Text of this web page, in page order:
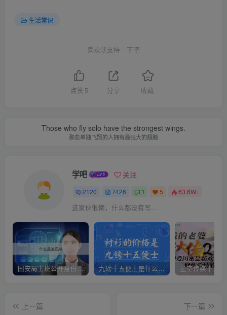
生活常识
喜欢就支持一下吧
点赞 5 分享 收藏
Those who fly solo have the strongest wings.
那些单独飞翔的人拥有最强大的翅膀
学吧 关注
2120 7426 1 5 63.6W+
这家伙很懒，什么都没有写...
国安局上班公开身份是什么（国安身份对家人保密吗） 九磅十五便士是什么意思（九磅十五便士是什么梗）
上一篇
下一篇